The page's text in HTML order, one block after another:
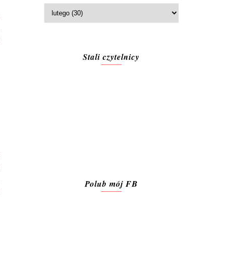
Stali czytelnicy
Polub mój FB